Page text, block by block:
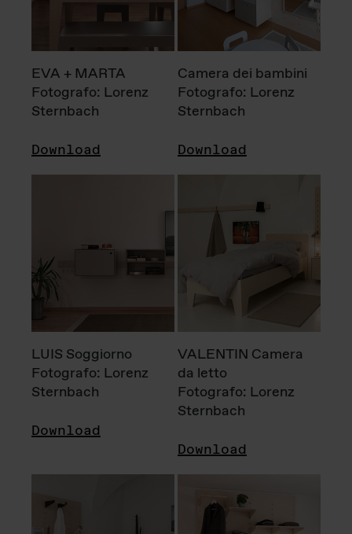
EVA + MARTA
Fotografo: Lorenz
Sternbach
Download
Camera dei bambini
Fotografo: Lorenz
Sternbach
Download
LUIS Soggiorno
Fotografo: Lorenz
Sternbach
Download
VALENTIN Camera
da letto
Fotografo: Lorenz
Sternbach
Download